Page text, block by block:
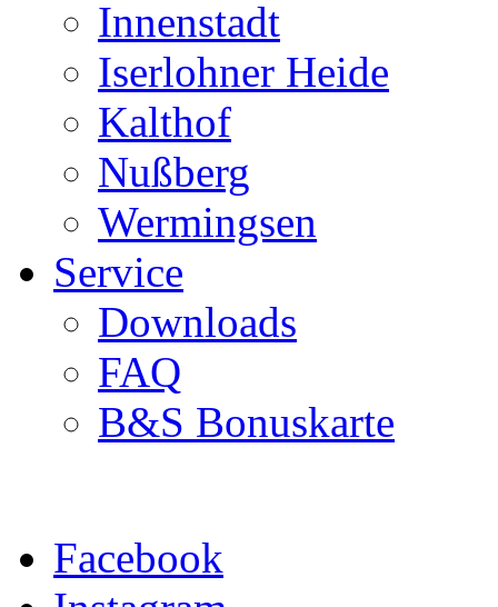
Innenstadt
Iserlohner Heide
Kalthof
Nußberg
Wermingsen
Service
Downloads
FAQ
B&S Bonuskarte
Facebook